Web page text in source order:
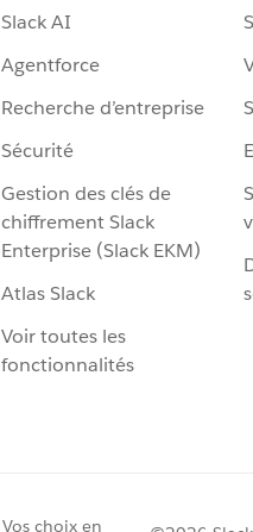
Slack AI
Agentforce
Recherche d’entreprise
Sécurité
Gestion des clés de
chiffrement Slack
Enterprise (Slack EKM)
Atlas Slack
Voir toutes les
fonctionnalités
Vos choix en